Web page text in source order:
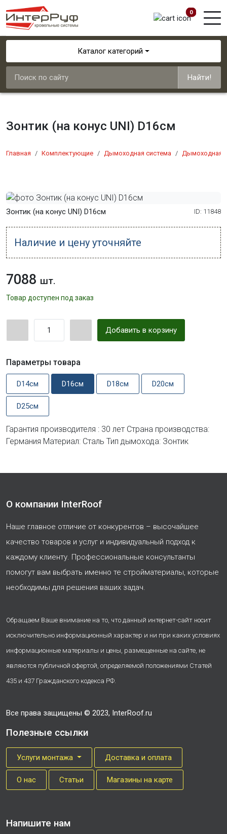
0
Каталог категорий
Найти!
Зонтик (на конус UNI) D16см
Главная Комплектующие Дымоходная система Дымоходная
Зонтик (на конус UNI) D16см ID: 11848
Наличие и цену уточняйте
7088 шт.
Товар доступен под заказ
Добавить в корзину
Параметры товара
D14см D16см D18см D20см
D25см
Гарантия производителя : 30 лет Страна производства:
Германия Материал: Сталь Тип дымохода: Зонтик
О компании InterRoof
Наше главное отличие от конкурентов – высочайшее
качество товаров и услуг и индивидуальный подход к
каждому клиенту. Профессиональные консультанты
помогут вам выбрать именно те стройматериалы, которые
необходимы для решения ваших задач.
Обращаем Ваше внимание на то, что данный интернет-сайт носит
исключительно информационный характер и ни при каких условиях
информационные материалы и цены, размещенные на сайте, не
являются публичной офертой, определяемой положениями Статей
435 и 437 Гражданского кодекса РФ.
Все права защищены © 2023, InterRoof.ru
Полезные ссылки
Услуги монтажа Доставка и оплата
О нас Cтатьи Магазины на карте
Напишите нам